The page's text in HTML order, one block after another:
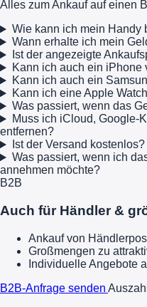
Alles zum Ankauf auf einen
Wie kann ich mein Handy
Wann erhalte ich mein
Ist der angezeigte
Kann ich auch ein iPhone
Kann ich auch ein
Kann ich eine Apple
Was passiert, wenn das
Muss ich iCloud, Google-
entfernen?
Ist der Versand kostenlos?
Was passiert, wenn ich
annehmen möchte?
B2B
Auch für Händler &
Ankauf von
Großmengen zu
Individuelle Angebote
B2B-Anfrage senden